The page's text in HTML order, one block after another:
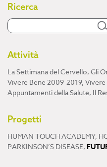
Ricerca
Attività
La Settimana del Cervello, Gli
Vivere Bene 2009-2019, Vivere
Appuntamenti della Salute, Il
Progetti
HUMAN TOUCH ACADEMY,
PARKINSON’S DISEASE,